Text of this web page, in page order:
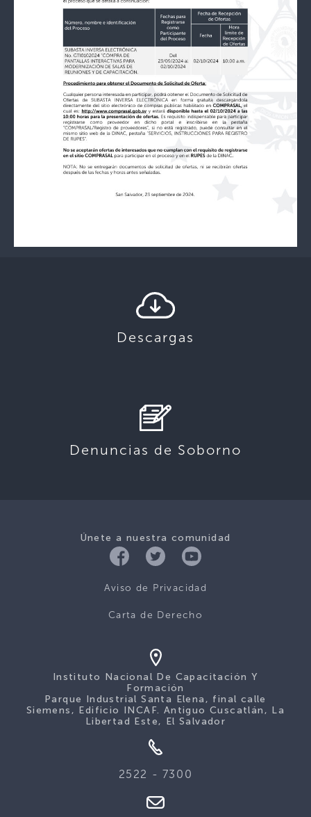
Descargas
Denuncias de Soborno
Únete a nuestra comunidad
Aviso de Privacidad
Carta de Derecho
Instituto Nacional De Capacitación Y
Formación
Parque Industrial Santa Elena, final calle
Siemens, Edificio INCAF. Antiguo Cuscatlán, La
Libertad Este, El Salvador
2522 - 7300